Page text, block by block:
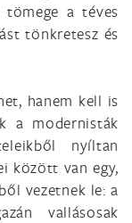
tömege a téves
tönkretesz és
hanem kell is
a modernisták
nyíltan
között van egy,
vezetnek le: a
vallásosak